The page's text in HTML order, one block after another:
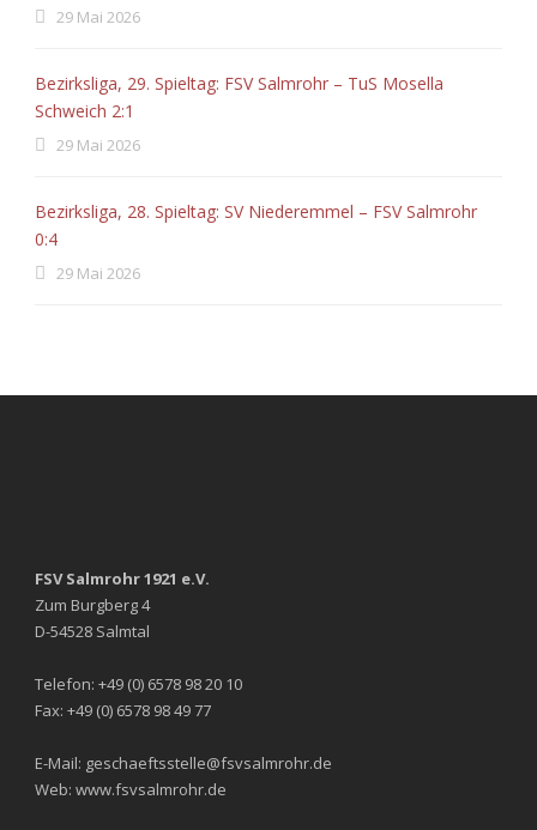
29 Mai 2026
Bezirksliga, 29. Spieltag: FSV Salmrohr – TuS Mosella
Schweich 2:1
29 Mai 2026
Bezirksliga, 28. Spieltag: SV Niederemmel – FSV Salmrohr
0:4
29 Mai 2026
FSV Salmrohr 1921 e.V.
Zum Burgberg 4
D-54528 Salmtal
Telefon: +49 (0) 6578 98 20 10
Fax: +49 (0) 6578 98 49 77
E-Mail: geschaeftsstelle@fsvsalmrohr.de
Web: www.fsvsalmrohr.de